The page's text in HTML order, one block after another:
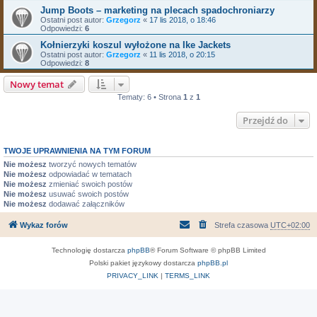
Jump Boots – marketing na plecach spadochroniarzy
Ostatni post autor: Grzegorz « 17 lis 2018, o 18:46
Odpowiedzi: 6
Kołnierzyki koszul wyłożone na Ike Jackets
Ostatni post autor: Grzegorz « 11 lis 2018, o 20:15
Odpowiedzi: 8
Nowy temat
Tematy: 6 • Strona 1 z 1
Przejdź do
TWOJE UPRAWNIENIA NA TYM FORUM
Nie możesz tworzyć nowych tematów
Nie możesz odpowiadać w tematach
Nie możesz zmieniać swoich postów
Nie możesz usuwać swoich postów
Nie możesz dodawać załączników
Wykaz forów Strefa czasowa UTC+02:00
Technologię dostarcza phpBB® Forum Software © phpBB Limited
Polski pakiet językowy dostarcza phpBB.pl
PRIVACY_LINK | TERMS_LINK